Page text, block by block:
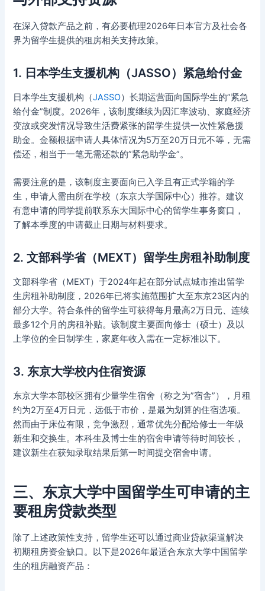
在深入贷款产品之前，有必要梳理2026年日本官方及社会各
界为留学生提供的租房相关支持政策。
1. 日本学生支援机构（JASSO）紧急给付金
日本学生支援机构（JASSO）长期运营面向国际学生的”紧急
给付金”制度。2026年，该制度继续为因汇率波动、家庭经济
变故或突发情况导致生活费紧张的留学生提供一次性紧急援
助金。金额根据申请人具体情况为5万至20万日元不等，无需
偿还，相当于一笔无需还款的”紧急助学金”。
需要注意的是，该制度主要面向已入学且有正式学籍的学
生，申请人需由所在学校（东京大学国际中心）推荐。建议
有意申请的同学提前联系东大国际中心的留学生事务窗口，
了解本季度的申请截止日期与材料要求。
2. 文部科学省（MEXT）留学生房租补助制度
文部科学省（MEXT）于2024年起在部分试点城市推出留学
生房租补助制度，2026年已将实施范围扩大至东京23区内的
部分大学。符合条件的留学生可获得每月最高2万日元、连续
最多12个月的房租补贴。该制度主要面向修士（硕士）及以
上学位的全日制学生，家庭年收入需在一定标准以下。
3. 东京大学校内住宿资源
东京大学本部校区拥有少量学生宿舍（称之为”宿舎”），月租
约为2万至4万日元，远低于市价，是最为划算的住宿选项。
然而由于床位有限，竞争激烈，通常优先分配给修士一年级
新生和交换生。本科生及博士生的宿舍申请等待时间较长，
建议新生在获知录取结果后第一时间提交宿舍申请。
三、东京大学中国留学生可申请的主
要租房贷款类型
除了上述政策性支持，留学生还可以通过商业贷款渠道解决
初期租房资金缺口。以下是2026年最适合东京大学中国留学
生的租房融资产品：